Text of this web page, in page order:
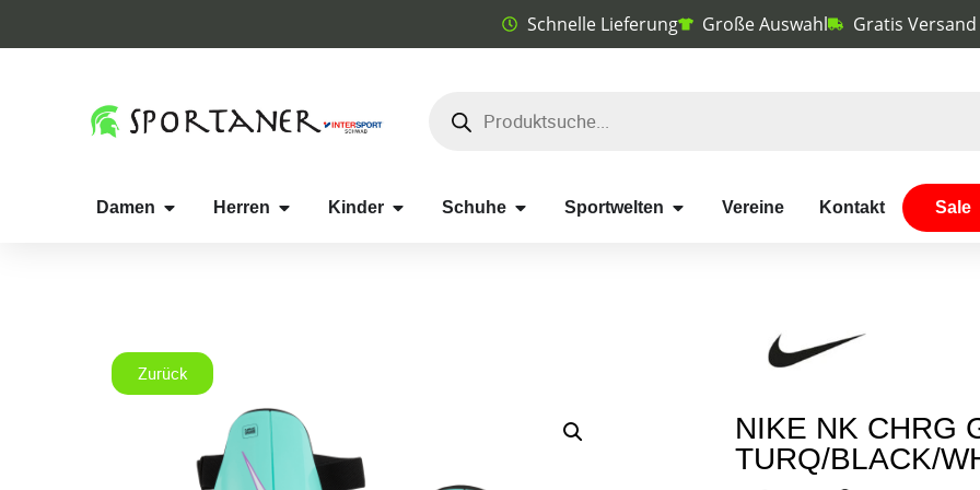
Schnelle Lieferung Große Auswahl Gratis
Damen Herren Kinder Schuhe Sportwelten Vereine Kontakt Sale
Zurück
NIKE NK CHRG
TURQ/BLACK/